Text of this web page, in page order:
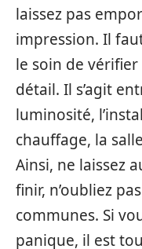
laissez pas
impression. Il
le soin de
détail. Il s’agit
luminosité,
chauffage, la
Ainsi, ne laissez
finir, n’oubliez
communes. Si
panique, il est